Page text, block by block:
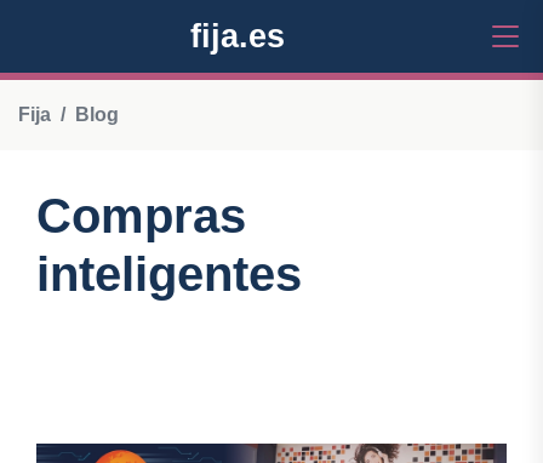
fija.es
Fija Blog
Compras
inteligentes